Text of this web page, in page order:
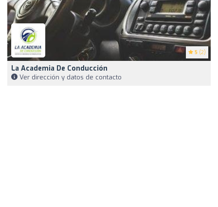
5 (2)
La Academia De Conducción
Ver dirección y datos de contacto